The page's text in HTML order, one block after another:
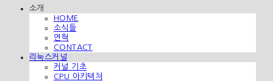
소개
HOME
소식들
연혁
CONTACT
리눅스커널
커널 기초
CPU 아키텍쳐